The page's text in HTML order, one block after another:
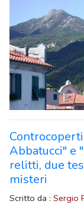
Abbatucci" e
relitti, due
misteri
Scritto da : Sergio